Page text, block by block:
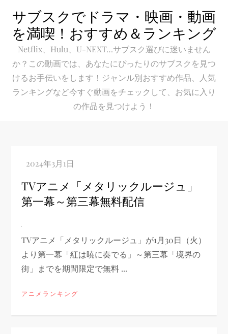
content
サブスクでドラマ・映画・動画
を満喫！おすすめ＆ランキング
Netflix、Hulu、U-NEXT…サブスク選びに迷いません
か？この動画では、あなたにぴったりのサブスクを見つ
けるお手伝いをします！ジャンル別おすすめ作品、人気
ランキングなど今すぐ動画をチェックして、お気に入り
の作品を見つけよう！
TVアニメ「メタリックルージュ」
第一幕～第三幕無料配信
TVアニメ「メタリックルージュ」が1月30日（火）
より第一幕「紅は暁に奏でる」～第三幕「境界の
街」までを期間限定で無料 ...
アニメランキング